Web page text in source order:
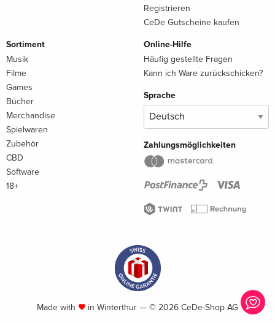
Registrieren
CeDe Gutscheine kaufen
Sortiment
Musik
Filme
Games
Bücher
Merchandise
Spielwaren
Zubehör
CBD
Software
18+
Online-Hilfe
Häufig gestellte Fragen
Kann ich Ware zurückschicken?
Sprache
Zahlungsmöglichkeiten
Made with in Winterthur — © 2026 CeDe-Shop AG